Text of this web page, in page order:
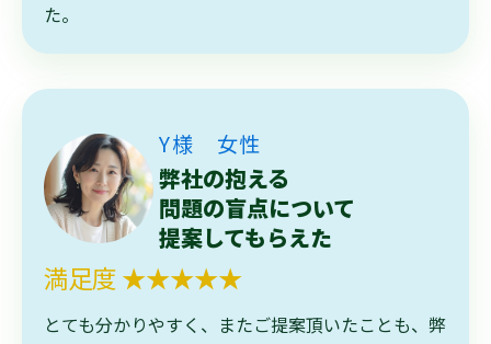
た。
Y様 女性
弊社の抱える
問題の盲点について
提案してもらえた
満足度 ★★★★★
とても分かりやすく、またご提案頂いたことも、弊